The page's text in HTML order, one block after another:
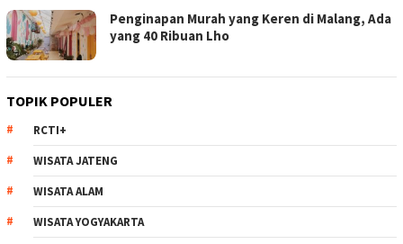
Penginapan Murah yang Keren di Malang, Ada
yang 40 Ribuan Lho
TOPIK POPULER
RCTI+
WISATA JATENG
WISATA ALAM
WISATA YOGYAKARTA